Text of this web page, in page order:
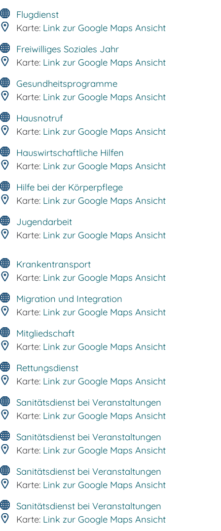
Flugdienst
Karte: Link zur Google Maps Ansicht
Freiwilliges Soziales Jahr
Karte: Link zur Google Maps Ansicht
Gesundheitsprogramme
Karte: Link zur Google Maps Ansicht
Hausnotruf
Karte: Link zur Google Maps Ansicht
Hauswirtschaftliche Hilfen
Karte: Link zur Google Maps Ansicht
Hilfe bei der Körperpflege
Karte: Link zur Google Maps Ansicht
Jugendarbeit
Karte: Link zur Google Maps Ansicht
Krankentransport
Karte: Link zur Google Maps Ansicht
Migration und Integration
Karte: Link zur Google Maps Ansicht
Mitgliedschaft
Karte: Link zur Google Maps Ansicht
Rettungsdienst
Karte: Link zur Google Maps Ansicht
Sanitätsdienst bei Veranstaltungen
Karte: Link zur Google Maps Ansicht
Sanitätsdienst bei Veranstaltungen
Karte: Link zur Google Maps Ansicht
Sanitätsdienst bei Veranstaltungen
Karte: Link zur Google Maps Ansicht
Sanitätsdienst bei Veranstaltungen
Karte: Link zur Google Maps Ansicht